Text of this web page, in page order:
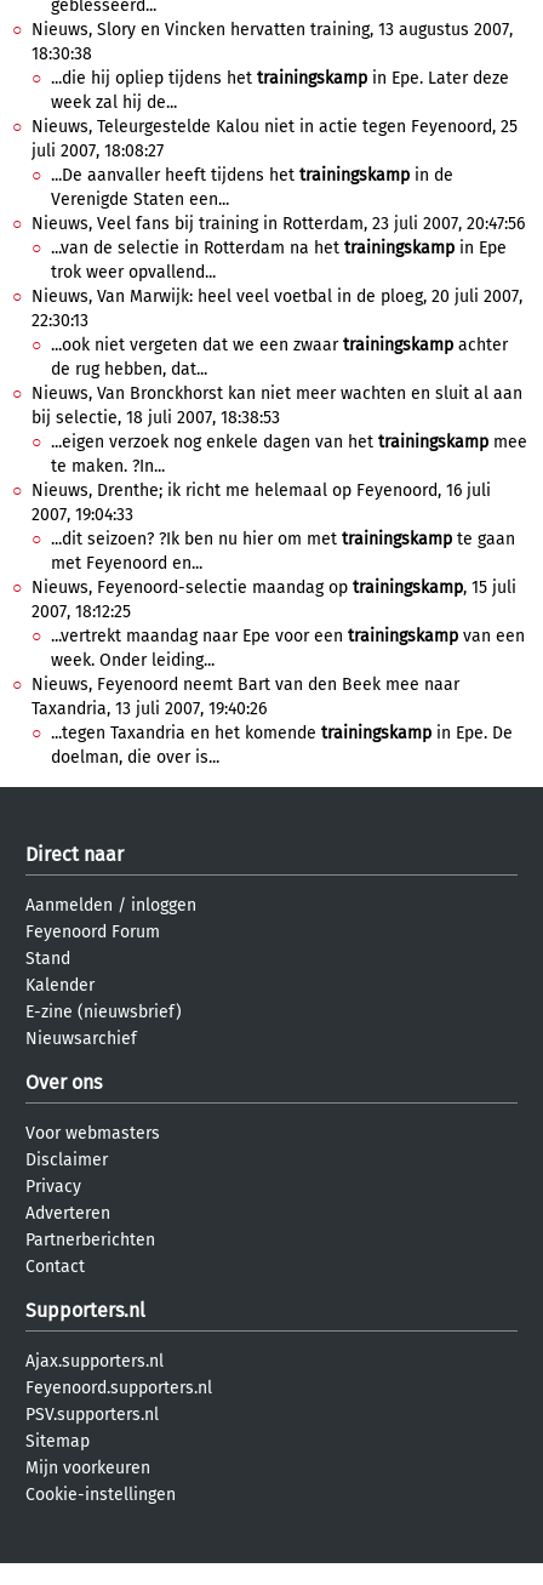
geblesseerd...
Nieuws, Slory en Vincken hervatten training, 13 augustus 2007,
18:30:38
...die hij opliep tijdens het trainingskamp in Epe. Later deze
week zal hij de...
Nieuws, Teleurgestelde Kalou niet in actie tegen Feyenoord, 25
juli 2007, 18:08:27
...De aanvaller heeft tijdens het trainingskamp in de
Verenigde Staten een...
Nieuws, Veel fans bij training in Rotterdam, 23 juli 2007, 20:47:56
...van de selectie in Rotterdam na het trainingskamp in Epe
trok weer opvallend...
Nieuws, Van Marwijk: heel veel voetbal in de ploeg, 20 juli 2007,
22:30:13
...ook niet vergeten dat we een zwaartrainingskamp achter
de rug hebben, dat...
Nieuws, Van Bronckhorst kan niet meer wachten en sluit al aan
bij selectie, 18 juli 2007, 18:38:53
...eigen verzoek nog enkele dagen van het trainingskamp mee
te maken. ?In...
Nieuws, Drenthe; ik richt me helemaal op Feyenoord, 16 juli
2007, 19:04:33
...dit seizoen? ?Ik ben nu hier om met trainingskamp te gaan
met Feyenoord en...
Nieuws, Feyenoord-selectie maandag op trainingskamp, 15 juli
2007, 18:12:25
...vertrekt maandag naar Epe voor een trainingskamp van een
week. Onder leiding...
Nieuws, Feyenoord neemt Bart van den Beek mee naar
Taxandria, 13 juli 2007, 19:40:26
...tegen Taxandria en het komende trainingskamp in Epe. De
doelman, die over is...
Direct naar
Aanmelden / inloggen
Feyenoord Forum
Stand
Kalender
E-zine (nieuwsbrief)
Nieuwsarchief
Over ons
Voor webmasters
Disclaimer
Privacy
Adverteren
Partnerberichten
Contact
Supporters.nl
Ajax.supporters.nl
Feyenoord.supporters.nl
PSV.supporters.nl
Sitemap
Mijn voorkeuren
Cookie-instellingen